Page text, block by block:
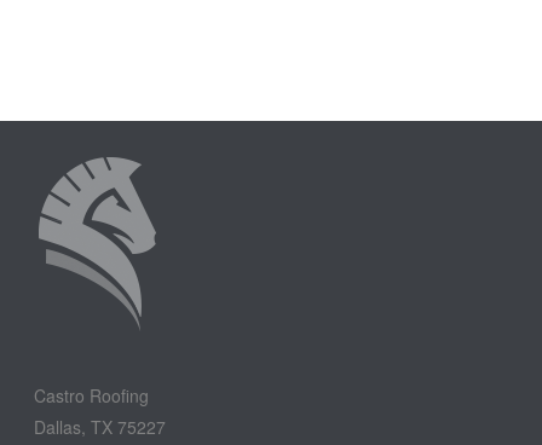
Castro Roofing
Dallas, TX 75227